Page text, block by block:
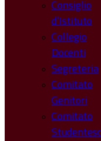
Consiglio
d’Istituto
Collegio
Docenti
Segreteria
Comitato
Genitori
Comitato